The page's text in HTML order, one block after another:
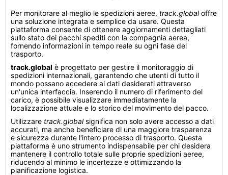
Per monitorare al meglio le spedizioni aeree, track.globaloffre
una soluzione integrata e semplice da usare. Questa
piattaforma consente di ottenere aggiornamenti dettagliati
sullo stato dei pacchi spediti con la compagnia aerea,
fornendo informazioni in tempo reale su ogni fase del
trasporto.
track.global è progettato per gestire il monitoraggio di
spedizioni internazionali, garantendo che utenti di tutto il
mondo possano accedere ai dati desiderati attraverso
un'unica interfaccia. Inserendo il numero di riferimento del
carico, è possibile visualizzare immediatamente la
localizzazione attuale e lo storico del movimento del pacco.
Utilizzare track.globalsignifica non solo avere accesso a dati
accurati, ma anche beneficiare di una maggiore trasparenza
e sicurezza durante l'intero processo di trasporto. Questa
piattaforma è uno strumento indispensabile per chi desidera
mantenere il controllo totale sulle proprie spedizioni aeree,
riducendo al minimo le incertezze e ottimizzando la
pianificazione logistica.